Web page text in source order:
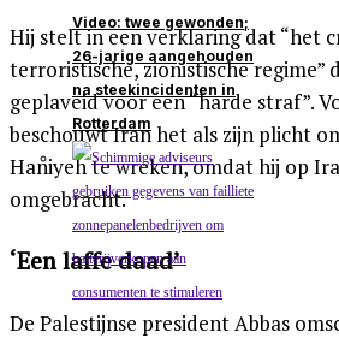
Video: twee gewonden;
26-jarige aangehouden
na steekincidenten in
Rotterdam
Hij stelt in een verklaring dat “het
terroristische, zionistische regime”
geplaveid voor een “harde straf”.
beschouwt Iran het als zijn plicht
Haniyeh te wreken, omdat hij op
omgebracht.
‘Een laffe daad’
De Palestijnse president Abbas